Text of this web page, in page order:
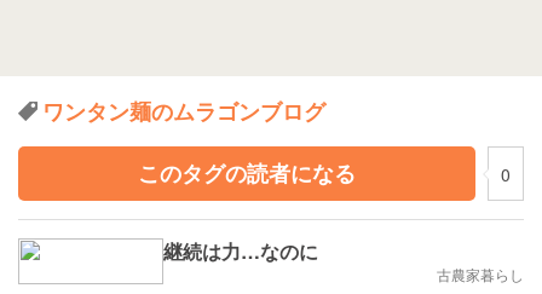
ワンタン麺のムラゴンブログ
このタグの読者になる
0
継続は力…なのに
古農家暮らし